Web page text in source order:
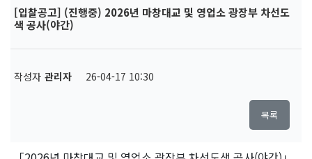
[입찰공고] (진행중) 2026년 마창대교 및 영업소 광장부 차선도
색 공사(야간)
작성자 관리자 26-04-17 10:30
목록